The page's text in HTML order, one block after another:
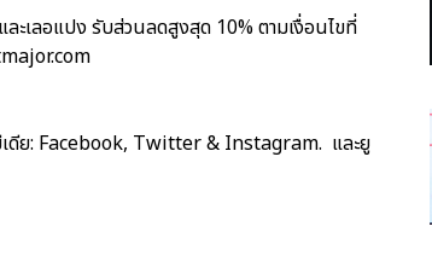
ะเลอแปง รับส่วนลดสูงสุด 10% ตามเงื่อนไขที่
เดีย: Facebook, Twitter & Instagram. และยู